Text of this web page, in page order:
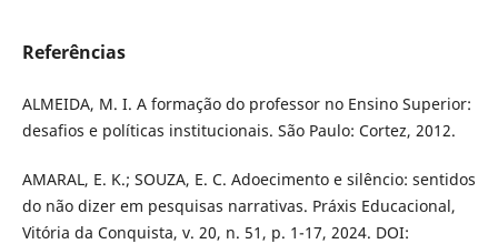
Referências
ALMEIDA, M. I. A formação do professor no Ensino Superior:
desafios e políticas institucionais. São Paulo: Cortez, 2012.
AMARAL, E. K.; SOUZA, E. C. Adoecimento e silêncio: sentidos
do não dizer em pesquisas narrativas. Práxis Educacional,
Vitória da Conquista, v. 20, n. 51, p. 1-17, 2024. DOI: